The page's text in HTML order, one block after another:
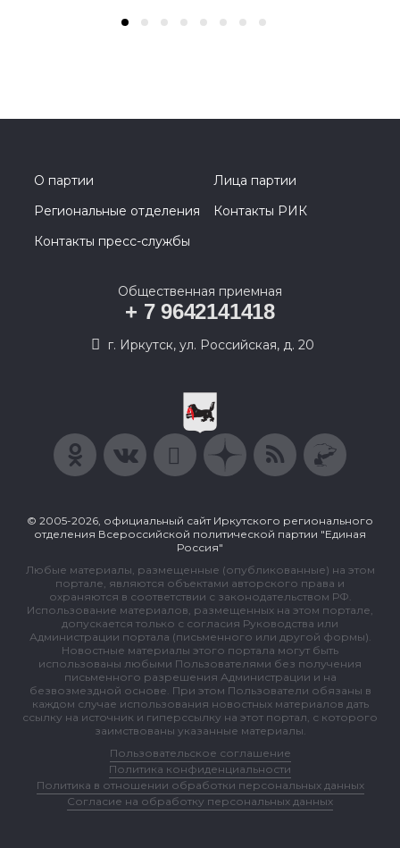
О партии
Лица партии
Региональные отделения
Контакты РИК
Контакты пресс-службы
Общественная приемная
+ 7 9642141418
г. Иркутск, ул. Российская, д. 20
© 2005-2026, официальный сайт Иркутского регионального
отделения Всероссийской политической партии "Единая
Россия"
Любые материалы, размещенные (опубликованные) на этом
портале, являются объектами авторского права и
охраняются в соответствии с законодательством РФ.
Использование материалов, размещенных на этом портале,
допускается только с согласия Руководства или
Администрации портала (письменного или другой формы).
Новостные материалы этого портала могут быть
использованы любыми Пользователями без получения
письменного разрешения Администрации и на
безвозмездной основе. При этом Пользователи обязаны в
каждом случае использования новостных материалов дать
ссылку на источник и гиперссылку на этот портал, с которого
заимствованы указанные материалы.
Пользовательское соглашение
Политика конфиденциальности
Политика в отношении обработки персональных данных
Согласие на обработку персональных данных